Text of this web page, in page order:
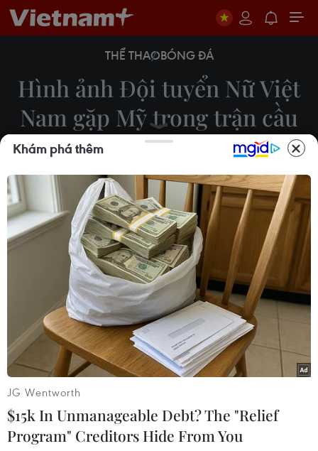
THỂ THAOBÓNG ĐÁ
Hình ảnh Đội tuyển Nữ Việt
Nam gặp Mỹ trong trận cầu
lịch sử
22/07/2023 03:48
Ngày 22/7/2023, trong trận ra quân ở bảng E
World Cup Nữ 2023 trên sân Eden Park ở Auckland
(New Zealand), Đội tuyển Nữ Việt Nam (áo đỏ)
đối đầu với Đội Tuyển Mỹ (áo trắng).
Khám phá thêm
JG Wentworth
$15k In Unmanageable Debt? The "Relief
Program" Creditors Hide From You